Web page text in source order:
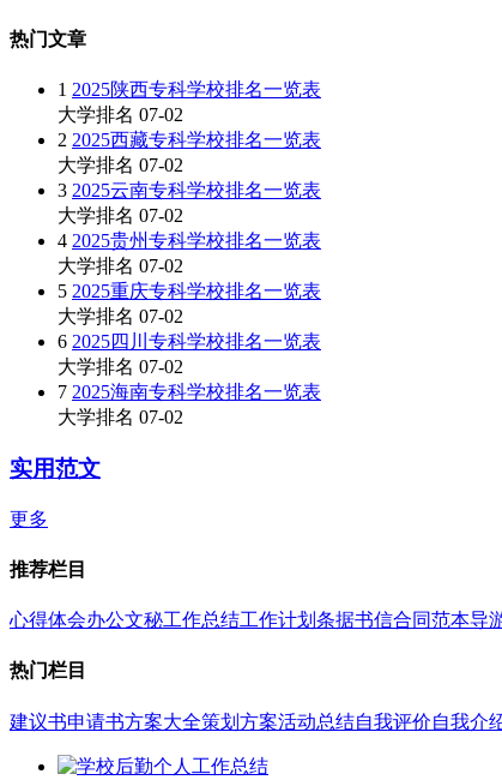
热门文章
1 2025陕西专科学校排名一览表
大学排名 07-02
2 2025西藏专科学校排名一览表
大学排名 07-02
3 2025云南专科学校排名一览表
大学排名 07-02
4 2025贵州专科学校排名一览表
大学排名 07-02
5 2025重庆专科学校排名一览表
大学排名 07-02
6 2025四川专科学校排名一览表
大学排名 07-02
7 2025海南专科学校排名一览表
大学排名 07-02
实用范文
更多
推荐栏目
心得体会办公文秘工作总结工作计划 条据书信合同范本导
热门栏目
建议书申请书方案大全策划方案活动总结自我评价自我介